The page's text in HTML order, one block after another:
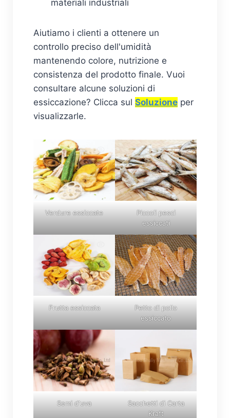
materiali industriali
Aiutiamo i clienti a ottenere un
controllo preciso dell'umidità
mantenendo colore, nutrizione e
consistenza del prodotto finale. Vuoi
consultare alcune soluzioni di
essiccazione? Clicca sul Soluzione per
visualizzarle.
Verdure essiccate
Piccoli pesci
essiccati
Frutta essiccata
Petto di pollo
essiccato
Semi d'uva
Sacchetti di Carta
Kraft